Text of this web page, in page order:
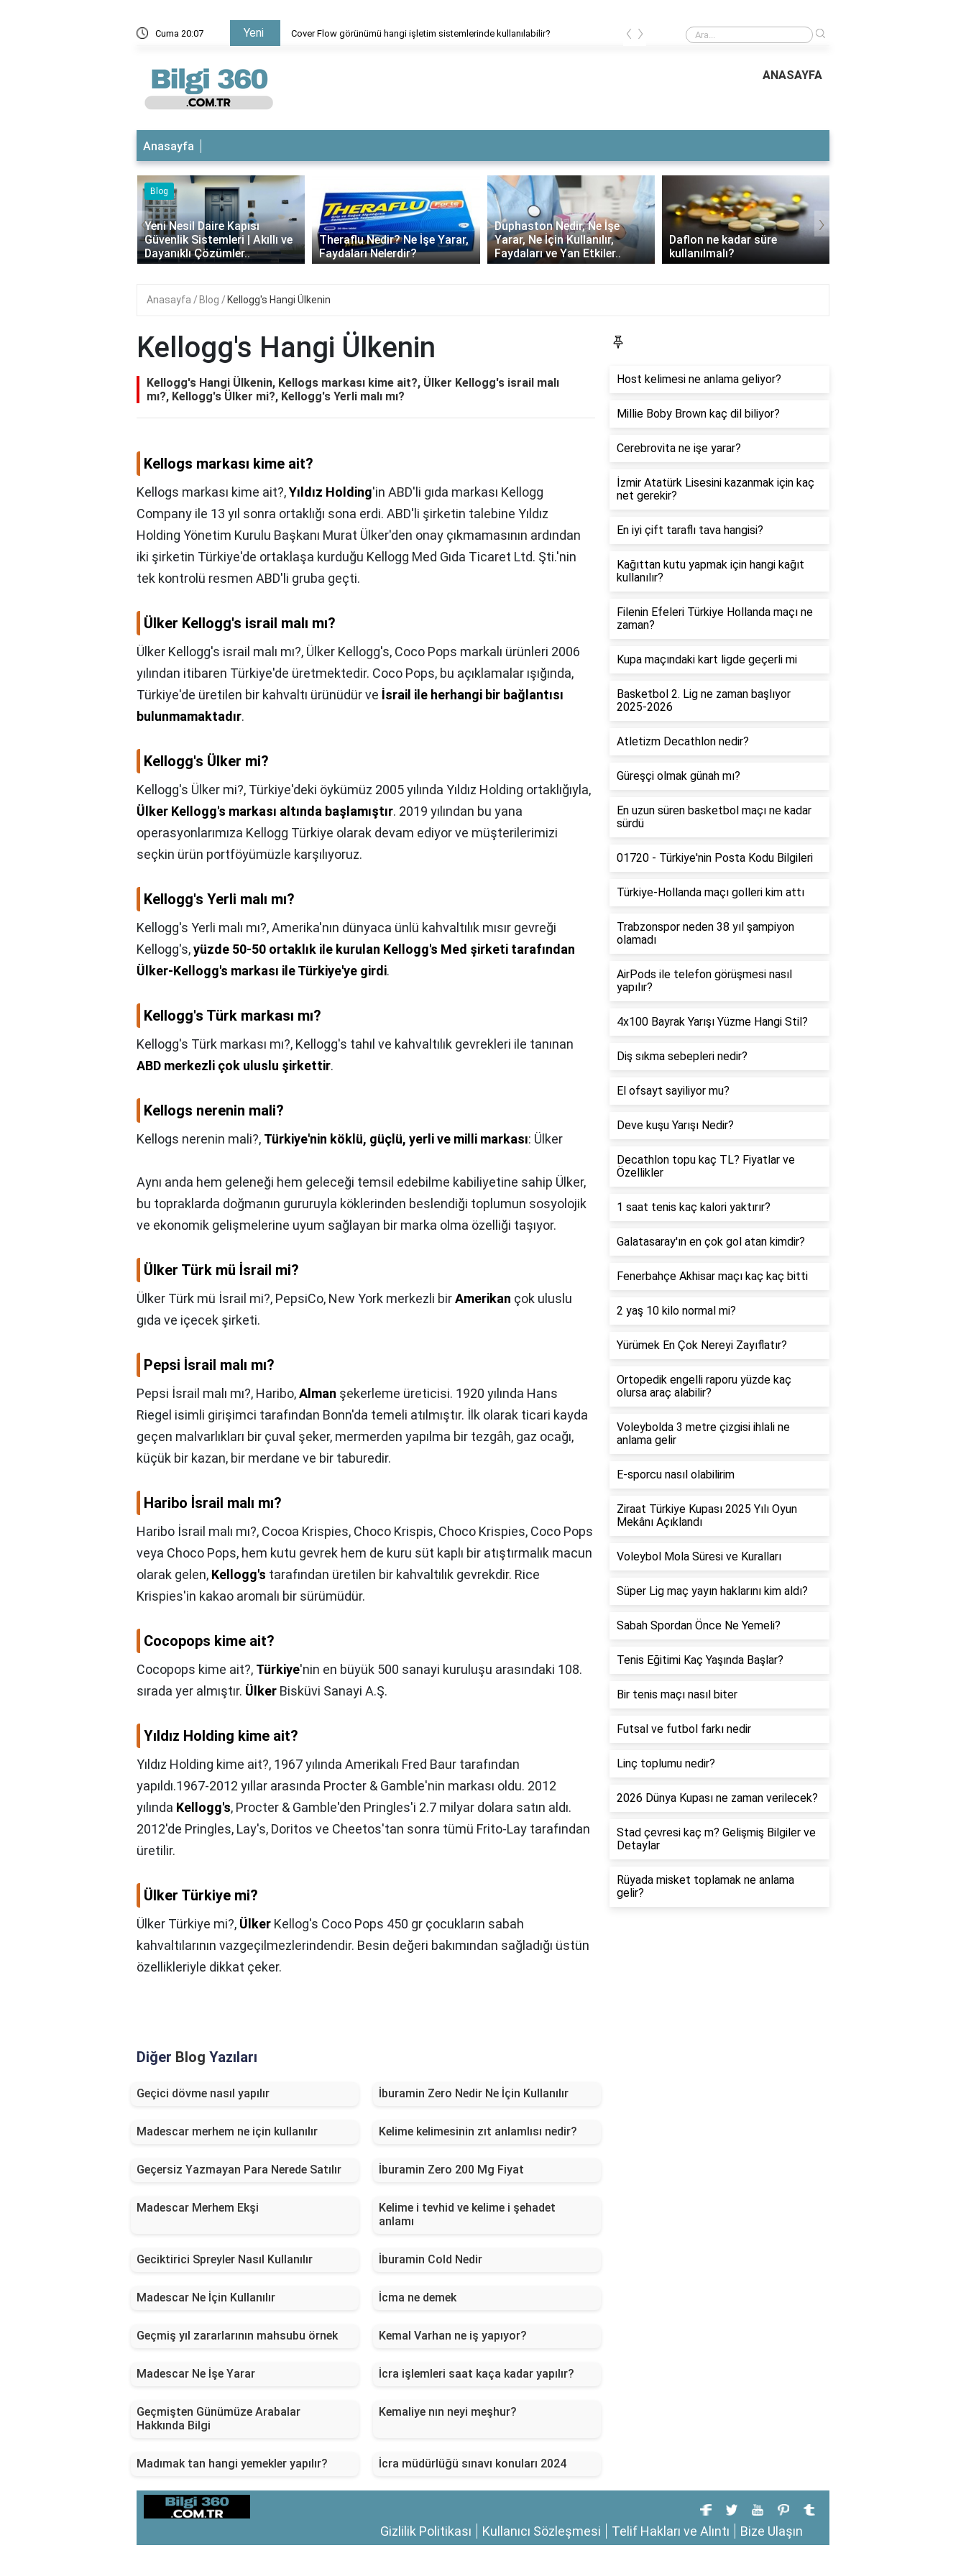
Cuma 20:07 Yeni
işletim sistemlerinde kullanılabilir? Cover Flow görünümü hangi işletim sistemlerinde kullanılabilir? Caretta caretta yavrularının yüzde kaçı denize ulaşabiliyor?
‹ ›
ANASAYFA
Anasayfa
Blog
Yeni Nesil Daire Kapısı
Güvenlik Sistemleri | Akıllı ve
Dayanıklı Çözümler..
Theraflu Nedir? Ne İşe Yarar,
Faydaları Nelerdir?
Duphaston Nedir, Ne İşe
Yarar, Ne İçin Kullanılır,
Faydaları ve Yan Etkiler..
Daflon ne kadar süre
kullanılmalı?
‹ ›
Anasayfa Blog Kellogg's Hangi Ülkenin
Kellogg's Hangi Ülkenin
Kellogg's Hangi Ülkenin, Kellogs markası kime ait?, Ülker Kellogg's israil malı
mı?, Kellogg's Ülker mi?, Kellogg's Yerli malı mı?
Kellogs markası kime ait?
Kellogs markası kime ait?,Yıldız Holding'in ABD'li gıda markası Kellogg
Company ile 13 yıl sonra ortaklığı sona erdi. ABD'li şirketin talebine Yıldız
Holding Yönetim Kurulu Başkanı Murat Ülker'den onay çıkmamasının ardından
iki şirketin Türkiye'de ortaklaşa kurduğu Kellogg Med Gıda Ticaret Ltd. Şti.'nin
tek kontrolü resmen ABD'li gruba geçti.
Ülker Kellogg's israil malı mı?
Ülker Kellogg's israil malı mı?, Ülker Kellogg's, Coco Pops markalı ürünleri 2006
yılından itibaren Türkiye'de üretmektedir. Coco Pops, bu açıklamalar ışığında,
Türkiye'de üretilen bir kahvaltı ürünüdür ve İsrail ile herhangi bir bağlantısı
bulunmamaktadır.
Kellogg's Ülker mi?
Kellogg's Ülker mi?, Türkiye'deki öykümüz 2005 yılında Yıldız Holding ortaklığıyla,
Ülker Kellogg's markası altında başlamıştır. 2019 yılından bu yana
operasyonlarımıza Kellogg Türkiye olarak devam ediyor ve müşterilerimizi
seçkin ürün portföyümüzle karşılıyoruz.
Kellogg's Yerli malı mı?
Kellogg's Yerli malı mı?,Amerika'nın dünyaca ünlü kahvaltılık mısır gevreği
Kellogg's,yüzde 50-50 ortaklık ile kurulan Kellogg's Med şirketi tarafından
Ülker-Kellogg's markası ile Türkiye'ye girdi.
Kellogg's Türk markası mı?
Kellogg's Türk markası mı?, Kellogg's tahıl ve kahvaltılık gevrekleri ile tanınan
ABD merkezli çok uluslu şirkettir.
Kellogs nerenin mali?
Kellogs nerenin mali?, Türkiye'nin köklü, güçlü, yerli ve milli markası: Ülker
Aynı anda hem geleneği hem geleceği temsil edebilme kabiliyetine sahip Ülker,
bu topraklarda doğmanın gururuyla köklerinden beslendiği toplumun sosyolojik
ve ekonomik gelişmelerine uyum sağlayan bir marka olma özelliği taşıyor.
Ülker Türk mü İsrail mi?
Ülker Türk mü İsrail mi?, PepsiCo, New York merkezli birAmerikan çok uluslu
gıda ve içecek şirketi.
Pepsi İsrail malı mı?
Pepsi İsrail malı mı?, Haribo,Alman şekerleme üreticisi. 1920 yılında Hans
Riegel isimli girişimci tarafından Bonn'da temeli atılmıştır. İlk olarak ticari kayda
geçen malvarlıkları bir çuval şeker, mermerden yapılma bir tezgâh, gaz ocağı,
küçük bir kazan, bir merdane ve bir taburedir.
Haribo İsrail malı mı?
Haribo İsrail malı mı?, Cocoa Krispies, Choco Krispis, Choco Krispies, Coco Pops
veya Choco Pops, hem kutu gevrek hem de kuru süt kaplı bir atıştırmalık macun
olarak gelen, Kellogg's tarafından üretilen bir kahvaltılık gevrekdir. Rice
Krispies'in kakao aromalı bir sürümüdür.
Cocopops kime ait?
Cocopops kime ait?, Türkiye'nin en büyük 500 sanayi kuruluşu arasındaki 108.
sırada yer almıştır. Ülker Bisküvi Sanayi A.Ş.
Yıldız Holding kime ait?
Yıldız Holding kime ait?, 1967 yılında Amerikalı Fred Baur tarafından
yapıldı.1967-2012 yıllar arasında Procter & Gamble'nin markası oldu. 2012
yılında Kellogg's, Procter & Gamble'den Pringles'i 2.7 milyar dolara satın aldı.
2012'de Pringles, Lay's, Doritos ve Cheetos'tan sonra tümü Frito-Lay tarafından
üretilir.
Ülker Türkiye mi?
Ülker Türkiye mi?, Ülker Kellog's Coco Pops 450 gr çocukların sabah
kahvaltılarının vazgeçilmezlerindendir. Besin değeri bakımından sağladığı üstün
özellikleriyle dikkat çeker.
Diğer Blog Yazıları
Geçici dövme nasıl yapılır İburamin Zero Nedir Ne İçin Kullanılır
Madescar merhem ne için kullanılır Kelime kelimesinin zıt anlamlısı nedir?
Geçersiz Yazmayan Para Nerede Satılır İburamin Zero 200 Mg Fiyat
Madescar Merhem Ekşi
Kelime i tevhid ve kelime i şehadet
anlamı
Geciktirici Spreyler Nasıl Kullanılır İburamin Cold Nedir
Madescar Ne İçin Kullanılır İcma ne demek
Geçmiş yıl zararlarının mahsubu örnek Kemal Varhan ne iş yapıyor?
Madescar Ne İşe Yarar İcra işlemleri saat kaça kadar yapılır?
Geçmişten Günümüze Arabalar
Hakkında Bilgi
Kemaliye nın neyi meşhur?
Madımak tan hangi yemekler yapılır? İcra müdürlüğü sınavı konuları 2024
Host kelimesi ne anlama geliyor?
Millie Boby Brown kaç dil biliyor?
Cerebrovita ne işe yarar?
İzmir Atatürk Lisesini kazanmak için kaç
net gerekir?
En iyi çift taraflı tava hangisi?
Kağıttan kutu yapmak için hangi kağıt
kullanılır?
Filenin Efeleri Türkiye Hollanda maçı ne
zaman?
Kupa maçındaki kart ligde geçerli mi
Basketbol 2. Lig ne zaman başlıyor
2025-2026
Atletizm Decathlon nedir?
Güreşçi olmak günah mı?
En uzun süren basketbol maçı ne kadar
sürdü
01720 - Türkiye'nin Posta Kodu Bilgileri
Türkiye-Hollanda maçı golleri kim attı
Trabzonspor neden 38 yıl şampiyon
olamadı
AirPods ile telefon görüşmesi nasıl
yapılır?
4x100 Bayrak Yarışı Yüzme Hangi Stil?
Diş sıkma sebepleri nedir?
El ofsayt sayiliyor mu?
Deve kuşu Yarışı Nedir?
Decathlon topu kaç TL? Fiyatlar ve
Özellikler
1 saat tenis kaç kalori yaktırır?
Galatasaray'ın en çok gol atan kimdir?
Fenerbahçe Akhisar maçı kaç kaç bitti
2 yaş 10 kilo normal mi?
Yürümek En Çok Nereyi Zayıflatır?
Ortopedik engelli raporu yüzde kaç
olursa araç alabilir?
Voleybolda 3 metre çizgisi ihlali ne
anlama gelir
E-sporcu nasıl olabilirim
Ziraat Türkiye Kupası 2025 Yılı Oyun
Mekânı Açıklandı
Voleybol Mola Süresi ve Kuralları
Süper Lig maç yayın haklarını kim aldı?
Sabah Spordan Önce Ne Yemeli?
Tenis Eğitimi Kaç Yaşında Başlar?
Bir tenis maçı nasıl biter
Futsal ve futbol farkı nedir
Linç toplumu nedir?
2026 Dünya Kupası ne zaman verilecek?
Stad çevresi kaç m? Gelişmiş Bilgiler ve
Detaylar
Rüyada misket toplamak ne anlama
gelir?
Gizlilik Politikası Kullanıcı Sözleşmesi Telif Hakları ve Alıntı Bize Ulaşın